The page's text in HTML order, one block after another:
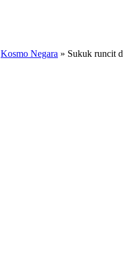
Kosmo Negara » Sukuk runcit